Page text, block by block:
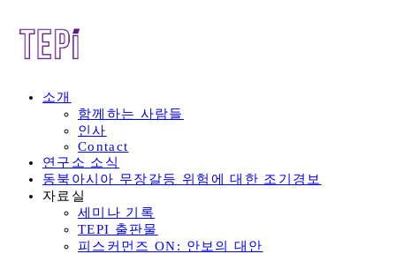
소개
함께하는 사람들
인사
Contact
연구소 소식
동북아시아 무장갈등 위험에 대한 조기경보
자료실
세미나 기록
TEPI 출판물
피스커먼즈 ON: 안보의 대안